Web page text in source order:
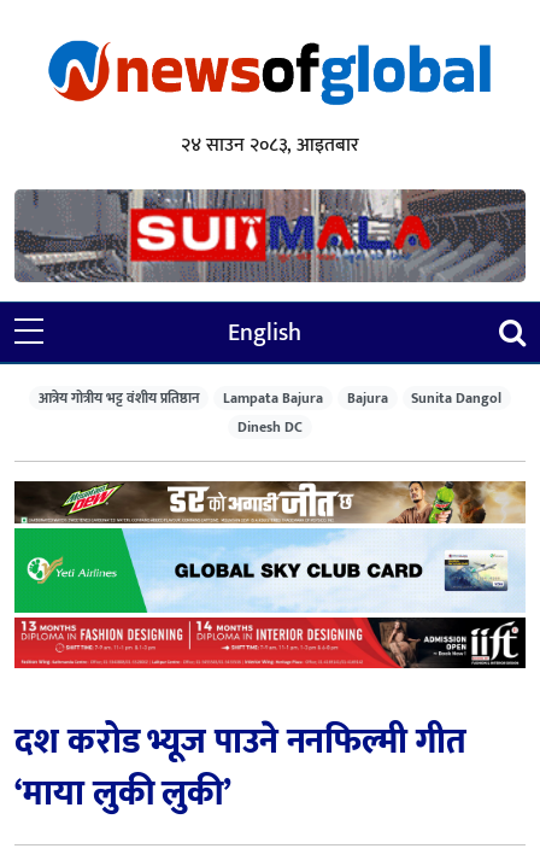
२४ साउन २०८३, आइतबार
English
आत्रेय गोत्रीय भट्ट वंशीय प्रतिष्ठान Lampata Bajura Bajura
Sunita Dangol
Dinesh DC
दश करोड भ्यूज पाउने ननफिल्मी गीत
‘माया लुकी लुकी’